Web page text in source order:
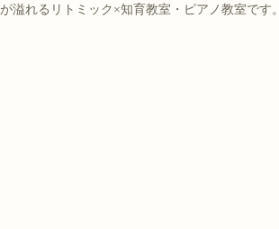
溢れるリトミック×知育教室・ピアノ教室です。